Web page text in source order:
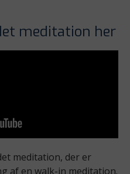
meditation her
meditation, der er
af en walk-in meditation.